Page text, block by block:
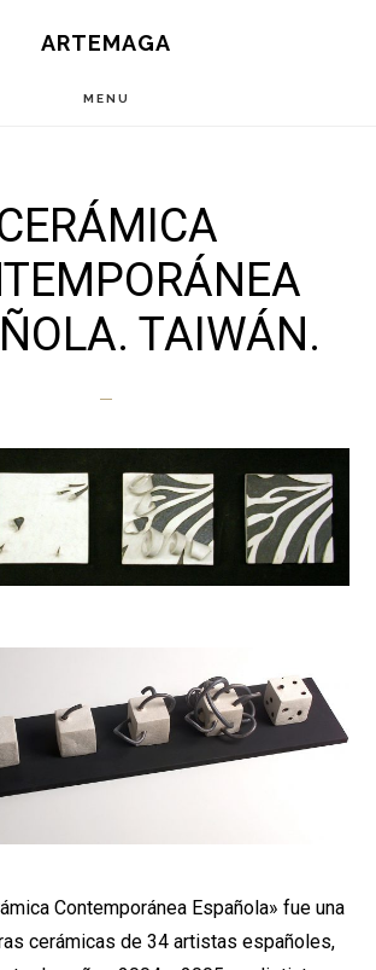
ARTEMAGA
MENU
TAIWÁN.
Contemporánea Española» fue una
cerámicas de 34 artistas españoles,